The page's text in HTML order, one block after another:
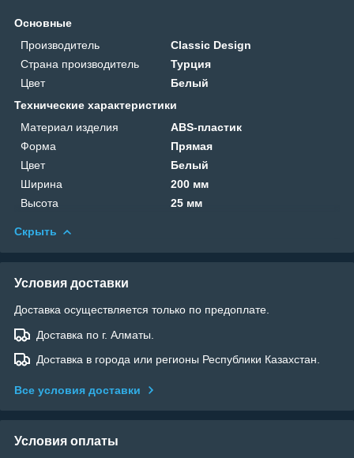
Основные
Производитель
Classic Design
Страна производитель
Турция
Цвет
Белый
Технические характеристики
Материал изделия
ABS-пластик
Форма
Прямая
Цвет
Белый
Ширина
200 мм
Высота
25 мм
Скрыть
Условия доставки
Доставка осуществляется только по предоплате.
Доставка по г. Алматы.
Доставка в города или регионы Республики Казахстан.
Все условия доставки
Условия оплаты